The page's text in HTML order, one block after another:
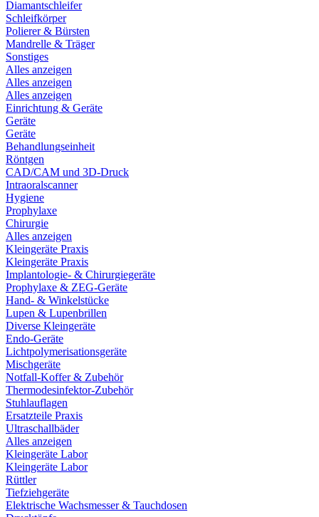
Diamantschleifer
Schleifkörper
Polierer & Bürsten
Mandrelle & Träger
Sonstiges
Alles anzeigen
Alles anzeigen
Alles anzeigen
Einrichtung & Geräte
Geräte
Geräte
Behandlungseinheit
Röntgen
CAD/CAM und 3D-Druck
Intraoralscanner
Hygiene
Prophylaxe
Chirurgie
Alles anzeigen
Kleingeräte Praxis
Kleingeräte Praxis
Implantologie- & Chirurgiegeräte
Prophylaxe & ZEG-Geräte
Hand- & Winkelstücke
Lupen & Lupenbrillen
Diverse Kleingeräte
Endo-Geräte
Lichtpolymerisationsgeräte
Mischgeräte
Notfall-Koffer & Zubehör
Thermodesinfektor-Zubehör
Stuhlauflagen
Ersatzteile Praxis
Ultraschallbäder
Alles anzeigen
Kleingeräte Labor
Kleingeräte Labor
Rüttler
Tiefziehgeräte
Elektrische Wachsmesser & Tauchdosen